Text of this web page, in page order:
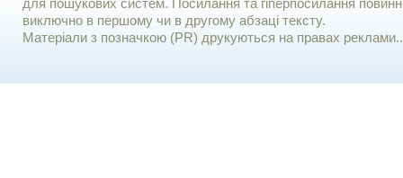
для пошукових систем. Посилання та гіперпосилання
виключно в першому чи в другому абзаці тексту.
Матеріали з позначкою (PR) друкуються на правах реклами..